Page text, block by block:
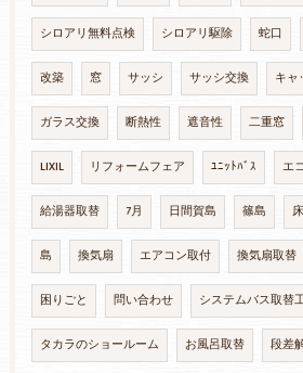
シロアリ無料点検 シロアリ駆除 蛇口
改築 窓 サッシ サッシ交換 キャ
ガラス交換 断熱性 遮音性 二重窓
LIXIL リフォームフェア ﾕﾆｯﾄﾊﾞｽ エ
給湯器取替 7月 日間賀島 篠島
島 換気扇 エアコン取付 換気扇取替
困りごと 問い合わせ システムバス取替
タカラのショールーム お風呂取替 段差